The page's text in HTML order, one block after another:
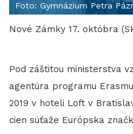
Foto: Gymnázium Petra
Nové Zámky 17. októbra
Pod záštitou ministerstva
agentúra programu
2019 v hoteli Loft v
cien súťaže Európska